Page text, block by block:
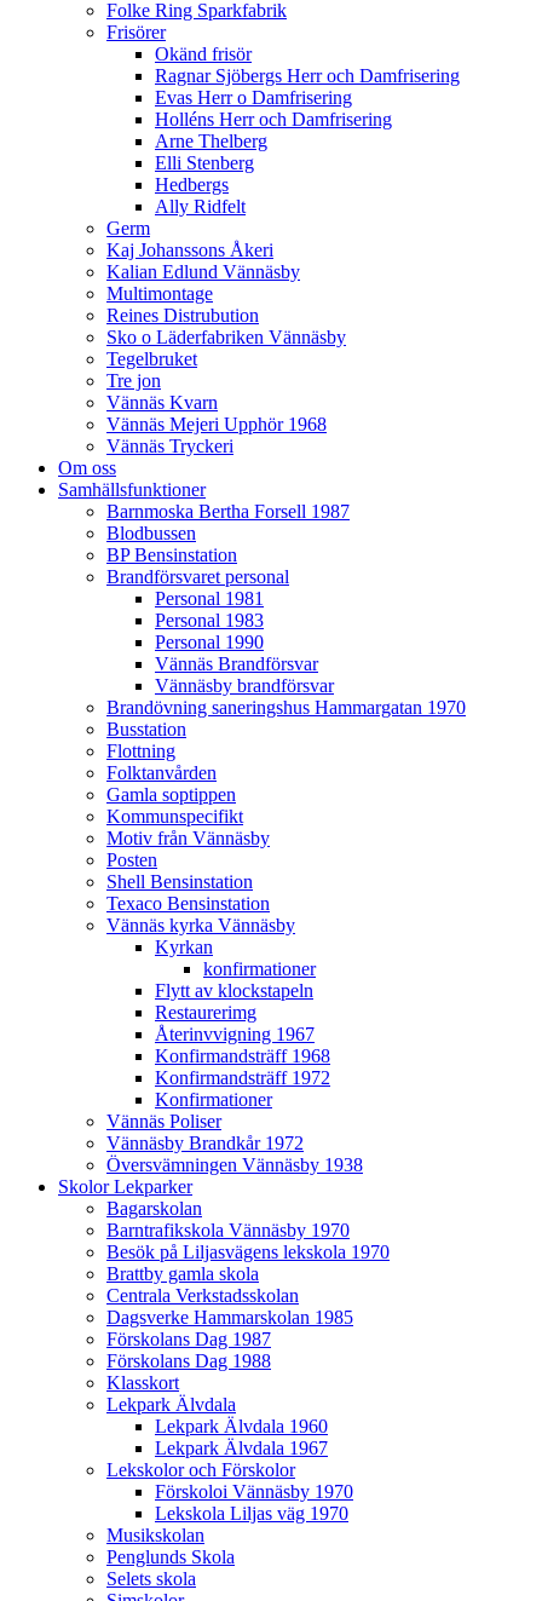
Folke Ring Sparkfabrik
Frisörer
Okänd frisör
Ragnar Sjöbergs Herr och Damfrisering
Evas Herr o Damfrisering
Holléns Herr och Damfrisering
Arne Thelberg
Elli Stenberg
Hedbergs
Ally Ridfelt
Germ
Kaj Johanssons Åkeri
Kalian Edlund Vännäsby
Multimontage
Reines Distrubution
Sko o Läderfabriken Vännäsby
Tegelbruket
Tre jon
Vännäs Kvarn
Vännäs Mejeri Upphör 1968
Vännäs Tryckeri
Om oss
Samhällsfunktioner
Barnmoska Bertha Forsell 1987
Blodbussen
BP Bensinstation
Brandförsvaret personal
Personal 1981
Personal 1983
Personal 1990
Vännäs Brandförsvar
Vännäsby brandförsvar
Brandövning saneringshus Hammargatan 1970
Busstation
Flottning
Folktanvården
Gamla soptippen
Kommunspecifikt
Motiv från Vännäsby
Posten
Shell Bensinstation
Texaco Bensinstation
Vännäs kyrka Vännäsby
Kyrkan
konfirmationer
Flytt av klockstapeln
Restaurerimg
Återinvvigning 1967
Konfirmandsträff 1968
Konfirmandsträff 1972
Konfirmationer
Vännäs Poliser
Vännäsby Brandkår 1972
Översvämningen Vännäsby 1938
Skolor Lekparker
Bagarskolan
Barntrafikskola Vännäsby 1970
Besök på Liljasvägens lekskola 1970
Brattby gamla skola
Centrala Verkstadsskolan
Dagsverke Hammarskolan 1985
Förskolans Dag 1987
Förskolans Dag 1988
Klasskort
Lekpark Älvdala
Lekpark Älvdala 1960
Lekpark Älvdala 1967
Lekskolor och Förskolor
Förskoloi Vännäsby 1970
Lekskola Liljas väg 1970
Musikskolan
Penglunds Skola
Selets skola